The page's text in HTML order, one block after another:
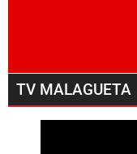
TV MALAGUETA